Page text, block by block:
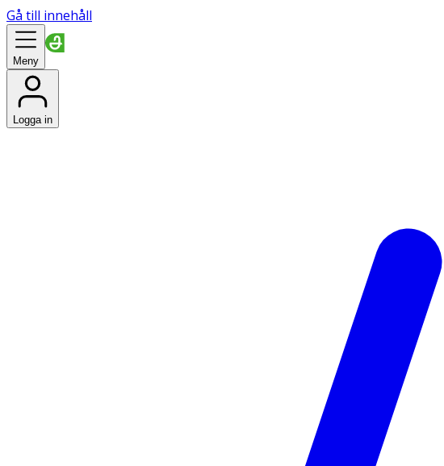
Gå till innehåll
Meny
Logga in